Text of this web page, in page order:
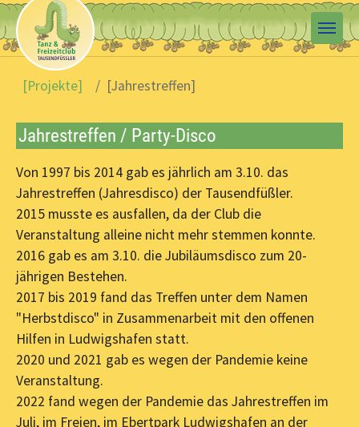
Skip to main content
You are here:
[Projekte]
[Jahrestreffen]
Jahrestreffen / Party-Disco
Von 1997 bis 2014 gab es jährlich am 3.10. das
Jahrestreffen (Jahresdisco) der Tausendfüßler.
2015 musste es ausfallen, da der Club die
Veranstaltung alleine nicht mehr stemmen konnte.
2016 gab es am 3.10. die Jubiläumsdisco zum 20-
jährigen Bestehen.
2017 bis 2019 fand das Treffen unter dem Namen
"Herbstdisco" in Zusammenarbeit mit den offenen
Hilfen in Ludwigshafen statt.
2020 und 2021 gab es wegen der Pandemie keine
Veranstaltung.
2022 fand wegen der Pandemie das Jahrestreffen im
Juli, im Freien, im Ebertpark Ludwigshafen an der